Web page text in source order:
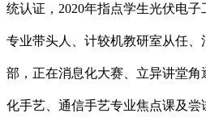
统认证，2020年指点学生光伏电
专业带头人、计较机教研室从任
部，正在消息化大赛、立异讲堂
化手艺、通信手艺专业焦点课及